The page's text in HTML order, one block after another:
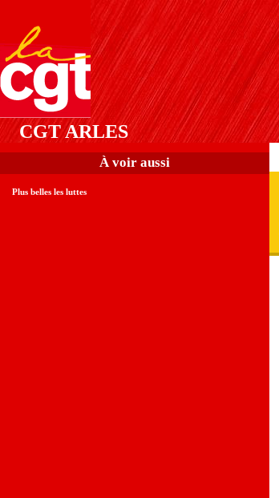
CGT ARLES
À voir aussi
Plus belles les luttes